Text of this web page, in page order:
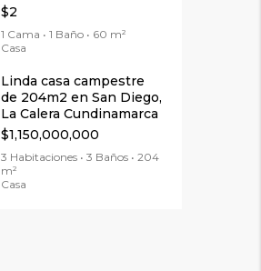
$2
1 Cama • 1 Baño • 60 m²
Casa
Linda casa campestre
de 204m2 en San Diego,
La Calera Cundinamarca
$1,150,000,000
3 Habitaciones • 3 Baños • 204
m²
Casa